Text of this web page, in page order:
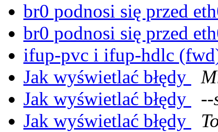
br0 podnosi się przed
br0 podnosi się przed
ifup-pvc i ifup-hdlc
Jak wyświetlać błędy
Jak wyświetlać błędy
--
Jak wyświetlać błędy